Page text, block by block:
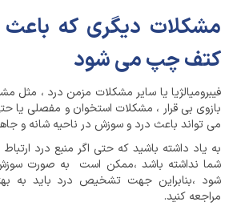
مشکلات دیگری که
کتف چپ می شود
فیبرومیالژیا یا سایر مشکلات مزمن درد ، مثل
بازوی بی قرار ، مشکلات استخوان و مفصلی یا
می تواند باعث درد و سوزش در ناحیه شانه و
به یاد داشته باشید که حتی اگر منبع درد
شما نداشته باشد ،ممکن است به صورت
شود ،بنابراین جهت تشخیص درد باید به
مراجعه کنید.